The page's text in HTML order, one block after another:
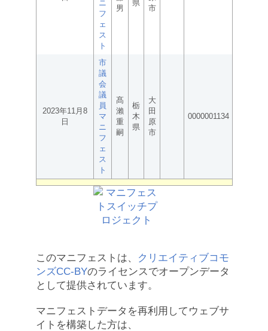
ニ
フ
ェ
ス
ト
男
県
市
2023年11月8
日
市
議
会
議
員
マ
ニ
フ
ェ
ス
ト
髙
瀨
重
嗣
栃
木
県
大
田
原
市
0000001134
このマニフェストは、
クリエイティブコモ
ンズCC-BYのライセンスでオープンデータ
として提供されています。
マニフェストデータを再利用してウェブサ
イトを構築した方は、